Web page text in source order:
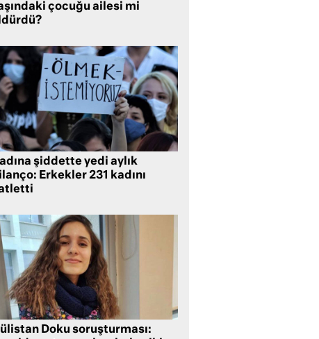
çocuğu ailesi mi
şiddette yedi aylık
Erkekler 231 kadını
Doku soruşturması: